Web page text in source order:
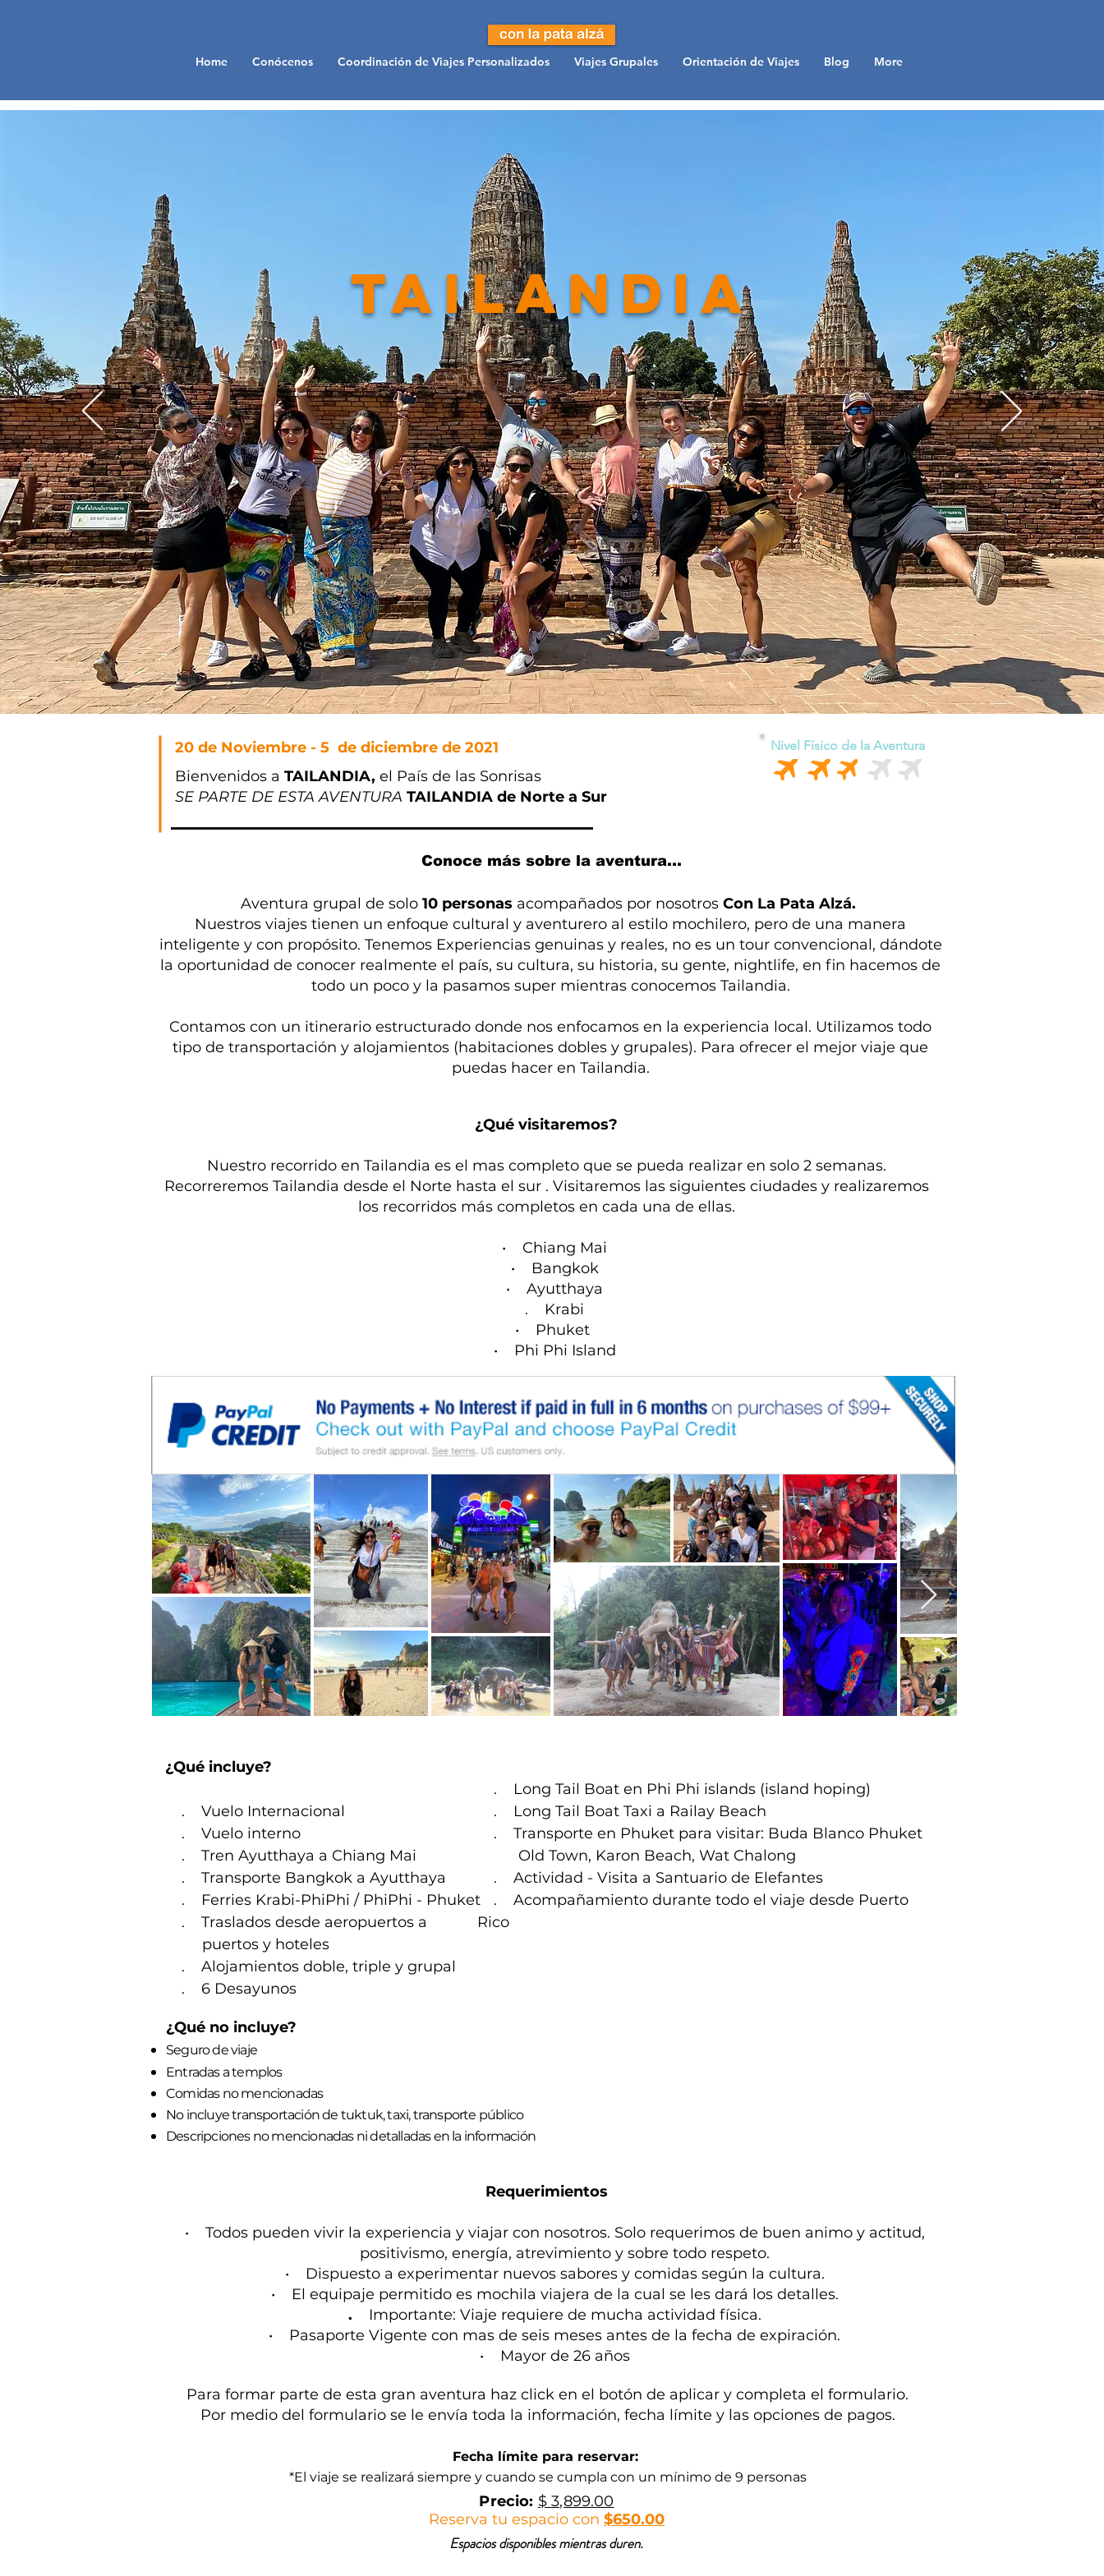
Home Conócenos Coordinación de Viajes Personalizados Viajes Grupales Orientación de Viajes Blog More
tailandia
Bienvenidos a TAILANDIA, el País de las Sonrisas
SE PARTE DE ESTA AVENTURA TAILANDIA de Norte a Sur
20 de Noviembre - 5 de diciembre de 2021 Nivel Físico de la Aventura
Conoce más sobre la aventura...
. Long Tail Boat en Phi Phi islands (island hoping)
. Long Tail Boat Taxi a Railay Beach
. Transporte en Phuket para visitar: Buda Blanco Phuket
Old Town, Karon Beach, Wat Chalong
. Actividad - Visita a Santuario de Elefantes
. Acompañamiento durante todo el viaje desde Puerto
Rico
¿Qué incluye?
. Vuelo Internacional
. Vuelo interno
. Tren Ayutthaya a Chiang Mai
. Transporte Bangkok a Ayutthaya
. Ferries Krabi-PhiPhi / PhiPhi - Phuket
. Traslados desde aeropuertos a
puertos y hoteles
. Alojamientos doble, triple y grupal
. 6 Desayunos
¿Qué no incluye?
Seguro de viaje
Entradas a templos
Comidas no mencionadas
No incluye transportación de tuktuk, taxi, transporte público
Descripciones no mencionadas ni detalladas en la información
Requerimientos
• Todos pueden vivir la experiencia y viajar con nosotros. Solo requerimos de buen animo y actitud,
positivismo, energía, atrevimiento y sobre todo respeto.
• Dispuesto a experimentar nuevos sabores y comidas según la cultura.
• El equipaje permitido es mochila viajera de la cual se les dará los detalles.
.
Importante: Viaje requiere de mucha actividad física.
• Pasaporte Vigente con mas de seis meses antes de la fecha de expiración.
• Mayor de 26 años
Para formar parte de esta gran aventura haz click en el botón de aplicar y completa el formulario.
Por medio del formulario se le envía toda la información, fecha límite y las opciones de pagos.
Fecha límite para reservar:
*El viaje se realizará siempre y cuando se cumpla con un mínimo de 9 personas
Precio: $ 3,899.00
Reserva tu espacio con $650.00
Espacios disponibles mientras duren.
Aventura grupal de solo 10 personas acompañados por nosotros Con La Pata Alzá.
Nuestros viajes tienen un enfoque cultural y aventurero al estilo mochilero, pero de una manera
inteligente y con propósito. Tenemos Experiencias genuinas y reales, no es un tour convencional, dándote
la oportunidad de conocer realmente el país, su cultura, su historia, su gente, nightlife, en fin hacemos de
todo un poco y la pasamos super mientras conocemos Tailandia.
Contamos con un itinerario estructurado donde nos enfocamos en la experiencia local. Utilizamos todo
tipo de transportación y alojamientos (habitaciones dobles y grupales). Para ofrecer el mejor viaje que
puedas hacer en Tailandia.
¿Qué visitaremos?
Nuestro recorrido en Tailandia es el mas completo que se pueda realizar en solo 2 semanas.
Recorreremos Tailandia desde el Norte hasta el sur . Visitaremos las siguientes ciudades y realizaremos
los recorridos más completos en cada una de ellas.
• Chiang Mai
• Bangkok
• Ayutthaya
. Krabi
• Phuket
• Phi Phi Island